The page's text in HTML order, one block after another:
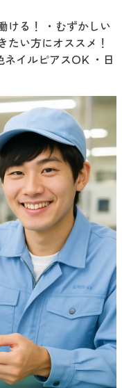
ける！ ・むずかしい
たい方にオススメ！
イルピアスOK ・日